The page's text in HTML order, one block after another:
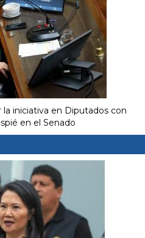
iniciativa en Diputados con
en el Senado